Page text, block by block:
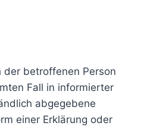
der betroffenen Person
Fall in informierter
abgegebene
einer Erklärung oder